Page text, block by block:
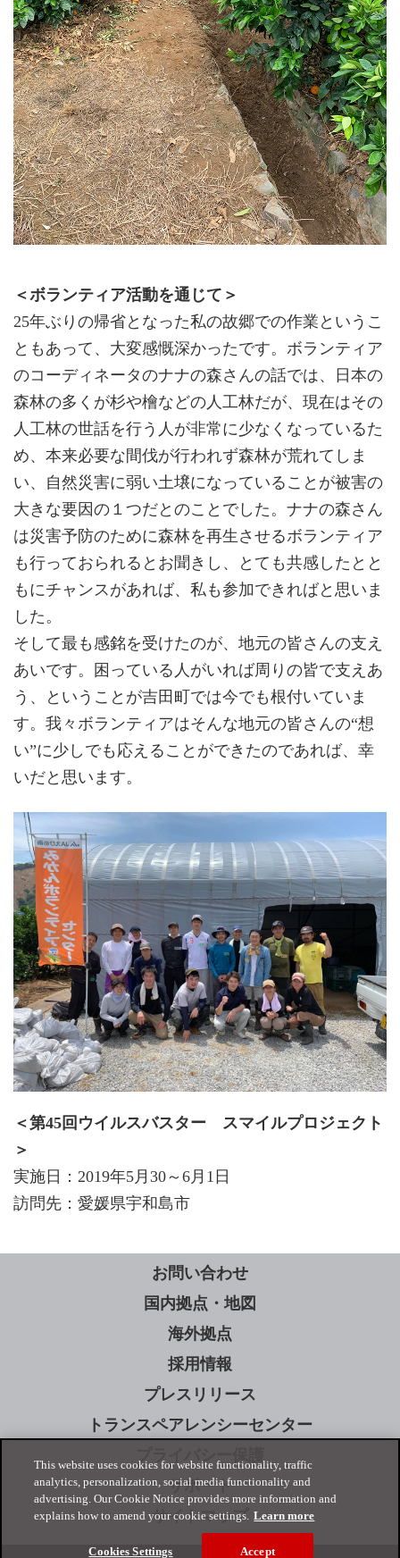
＜ボランティア活動を通じて＞
25年ぶりの帰省となった私の故郷での作業というこ
ともあって、大変感慨深かったです。ボランティア
のコーディネータのナナの森さんの話では、日本の
森林の多くが杉や檜などの人工林だが、現在はその
人工林の世話を行う人が非常に少なくなっているた
め、本来必要な間伐が行われず森林が荒れてしま
い、自然災害に弱い土壌になっていることが被害の
大きな要因の１つだとのことでした。ナナの森さん
は災害予防のために森林を再生させるボランティア
も行っておられるとお聞きし、とても共感したとと
もにチャンスがあれば、私も参加できればと思いま
した。
そして最も感銘を受けたのが、地元の皆さんの支え
あいです。困っている人がいれば周りの皆で支えあ
う、ということが吉田町では今でも根付いていま
す。我々ボランティアはそんな地元の皆さんの“想
い”に少しでも応えることができたのであれば、幸
いだと思います。
＜第45回ウイルスバスター スマイルプロジェクト
＞
実施日：2019年5月30～6月1日
訪問先：愛媛県宇和島市
お問い合わせ
国内拠点・地図
海外拠点
採用情報
プレスリリース
トランスペアレンシーセンター
サポート
サイトマップ
This website uses cookies for website functionality, traffic
analytics, personalization, social media functionality and
advertising. Our Cookie Notice provides more information and
explains how to amend your cookie settings. Learn more
Cookies Settings Accept